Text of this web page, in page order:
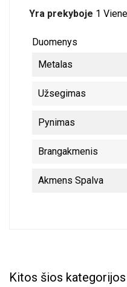
Yra prekyboje 1
Duomenys
Metalas
Užsegimas
Pynimas
Brangakmenis
Akmens Spalva
Kitos šios